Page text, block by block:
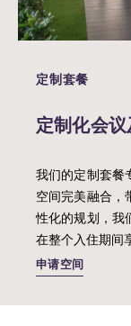
定制套餐
定制化会
我们的定制套餐
空间完美融合，
性化的规划，我
在整个入住期间
申请空间